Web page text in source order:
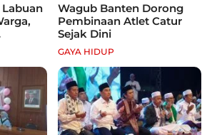
Labuan
Wagub Banten Dorong
Pembinaan Atlet Catur
Sejak Dini
GAYA HIDUP